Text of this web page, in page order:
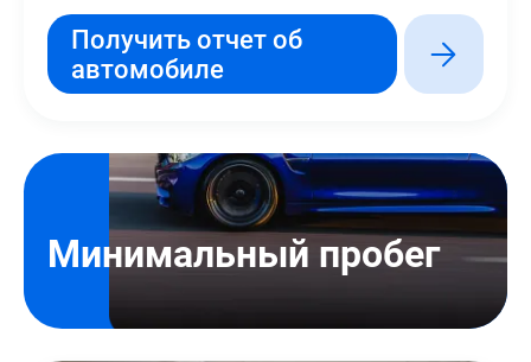
Получить отчет об
автомобиле
Минимальный пробег